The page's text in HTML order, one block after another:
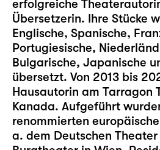
erfolgreiche
Übersetzerin. Ihre Stücke
Englische, Spanische,
Portugiesische,
Bulgarische, Japanische
übersetzt. Von 2013 bis
Hausautorin am Tarragon
Kanada. Aufgeführt
renommierten
a. dem Deutschen Theater